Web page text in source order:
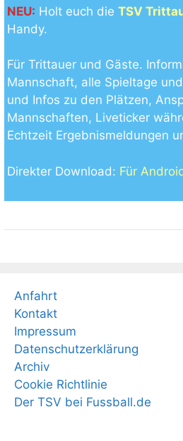
NEU: Holt euch die TSV
Handy.
Für Trittauer und Gäste.
Mannschaft, alle Spieltage
und Infos zu den Plätzen,
Mannschaften, Liveticker
Echtzeit Ergebnismeldungen
Direkter Download: Für
Anfahrt
Kontakt
Impressum
Datenschutzerklärung
Archiv
Cookie Richtlinie
Der TSV bei Fussball.de